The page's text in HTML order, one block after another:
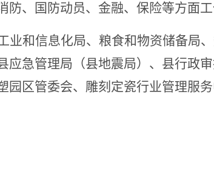
、
国防动员、 金融、保险等方面工
业和信息化局、粮食和物资储备局、
应急管理局（县地震局）、县行政
区管委会、雕刻定瓷行业管理服务